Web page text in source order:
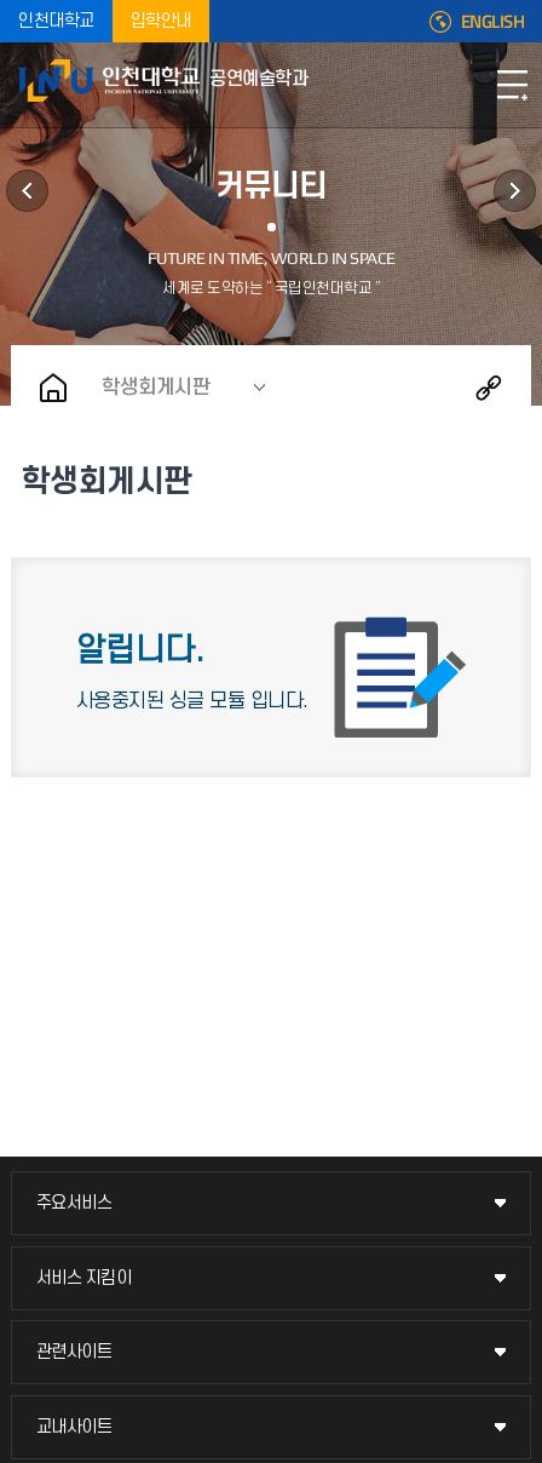
인천대학교 입학안내 ENGLISH
공연예술학과
커뮤니티
학생회게시판
학생회게시판
알립니다.
사용중지된 싱글 모듈 입니다.
주요서비스
주요서비스
교무회의방송
서비스 지킴이
서비스 지킴이
묻고 답하기
관련사이트
관련사이트
국방헬프콜
교내사이트
교내사이트